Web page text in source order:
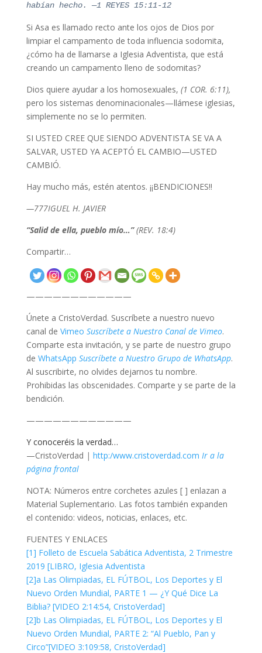
habían hecho. —1 REYES 15:11-12
Si Asa es llamado recto ante los ojos de Dios por
limpiar el campamento de toda influencia sodomita,
¿cómo ha de llamarse a Iglesia Adventista, que está
creando un campamento lleno de sodomitas?
Dios quiere ayudar a los homosexuales, (1 COR. 6:11),
pero los sistemas denominacionales—llámese iglesias,
simplemente no se lo permiten.
SI USTED CREE QUE SIENDO ADVENTISTA SE VA A
SALVAR, USTED YA ACEPTÓ EL CAMBIO—USTED
CAMBIÓ.
Hay mucho más, estén atentos. ¡¡BENDICIONES!!
—777IGUEL H. JAVIER
“Salid de ella, pueblo mío…”(REV. 18:4)
Compartir…
————————————
Únete a CristoVerdad. Suscríbete a nuestro nuevo
canal de Vimeo Suscríbete a Nuestro Canal de Vimeo.
Comparte esta invitación, y se parte de nuestro grupo
de WhatsApp Suscríbete a Nuestro Grupo de WhatsApp.
Al suscribirte, no olvides dejarnos tu nombre.
Prohibidas las obscenidades. Comparte y se parte de la
bendición.
————————————
Y conoceréis la verdad…
—CristoVerdad | http:/www.cristoverdad.com Ir a la
página frontal
NOTA: Números entre corchetes azules [ ] enlazan a
Material Suplementario. Las fotos también expanden
el contenido: videos, noticias, enlaces, etc.
FUENTES Y ENLACES
[1] Folleto de Escuela Sabática Adventista, 2 Trimestre
2019 [LIBRO, Iglesia Adventista
[2]a Las Olimpiadas, EL FÚTBOL, Los Deportes y El
Nuevo Orden Mundial, PARTE 1 — ¿Y Qué Dice La
Biblia? [VIDEO 2:14:54, CristoVerdad]
[2]b Las Olimpiadas, EL FÚTBOL, Los Deportes y El
Nuevo Orden Mundial, PARTE 2: “Al Pueblo, Pan y
Circo”[VIDEO 3:109:58, CristoVerdad]